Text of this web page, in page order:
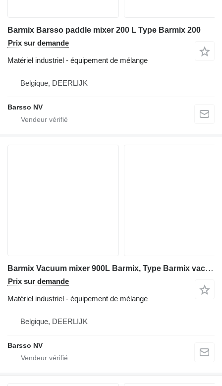
Barmix Barsso paddle mixer 200 L Type Barmix 200
Prix sur demande
Matériel industriel - équipement de mélange
Belgique, DEERLIJK
Barsso NV
Barmix Vacuum mixer 900L Barmix, Type Barmix vac 900
Prix sur demande
Matériel industriel - équipement de mélange
Belgique, DEERLIJK
Barsso NV